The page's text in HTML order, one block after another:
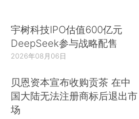
宇树科技IPO估值600亿元
DeepSeek参与战略配售
2026年08月06日
贝恩资本宣布收购贡茶 在中
国大陆无法注册商标后退出市
场